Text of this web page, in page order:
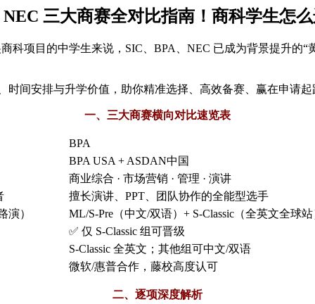
三大商赛全对比指南！商科学生怎
科项目的中学生来说，SIC、BPA、NEC 已成为背景提升的
间安排与升学价值，助你精准选择、高效备赛、赢在申请起
一、三大商赛横向对比速览表
BPA
BPA USA + ASDAN中国
商业综合 · 市场营销 · 管理 · 演讲
擅长演讲、PPT、团队协作的全能型选手
演）
ML/S-Pre（中文/双语）+ S-Classic（全英文全球
✅ 仅 S-Classic 组可晋级
S-Classic 全英文；其他组可中文/双语
微软/惠普合作，藤校高度认可
二、逐项深度解析